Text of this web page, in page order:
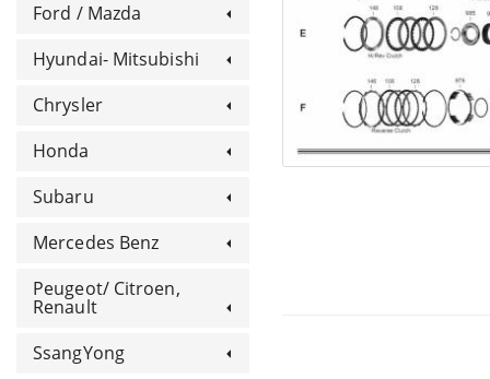
Ford / Mazda
Hyundai- Mitsubishi
Chrysler
Honda
Subaru
Mercedes Benz
Peugeot/ Citroen,
Renault
SsangYong